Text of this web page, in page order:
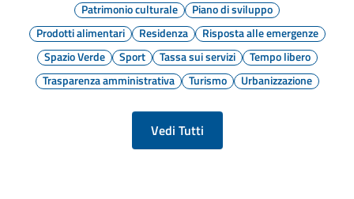
Patrimonio culturale
Piano di sviluppo
Prodotti alimentari
Residenza
Risposta alle emergenze
Spazio Verde
Sport Tassa sui servizi
Tempo libero
Trasparenza amministrativa
Turismo Urbanizzazione
Vedi Tutti